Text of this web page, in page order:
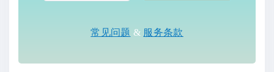
常见问题 & 服务条款